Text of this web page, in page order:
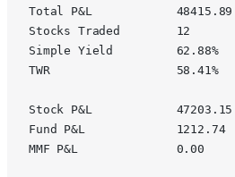
Total P&L            48415.89
Stocks Traded        12
Simple Yield         62.88%
TWR                  58.41%
Stock P&L            47203.15
Fund P&L             1212.74
MMF P&L              0.00